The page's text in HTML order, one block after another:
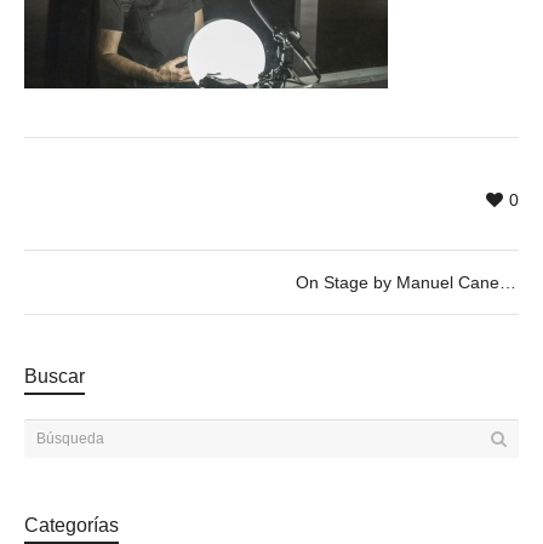
0
Buscar
Categorías